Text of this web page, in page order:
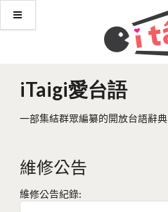
iTaigi愛台語
一部集結群眾編纂的開放台語辭典
維修公告
維修公告紀錄: